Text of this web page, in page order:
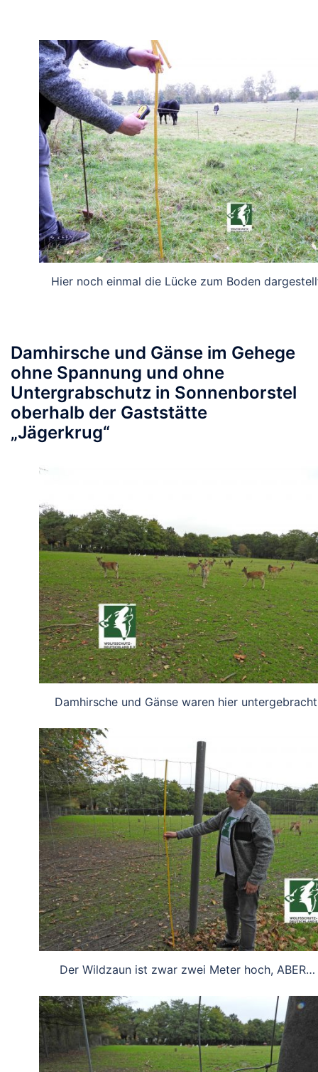
Hier noch einmal die Lücke zum Boden
Damhirsche und Gänse im Gehege
ohne Spannung und ohne
Untergrabschutz in Sonnenborstel
oberhalb der Gaststätte
„Jägerkrug“
Damhirsche und Gänse waren hier
Der Wildzaun ist zwar zwei Meter hoch, ABER…